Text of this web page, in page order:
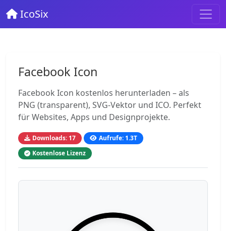
IcoSix
Facebook Icon
Facebook Icon kostenlos herunterladen – als
PNG (transparent), SVG-Vektor und ICO. Perfekt
für Websites, Apps und Designprojekte.
Downloads: 17
Aufrufe: 1.3T
Kostenlose Lizenz